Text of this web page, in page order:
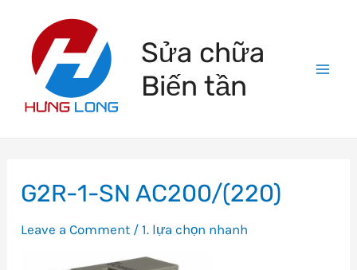
content
Sửa chữa
Biến tần
G2R-1-SN AC200/(220)
Leave a Comment /1. lựa chọn nhanh